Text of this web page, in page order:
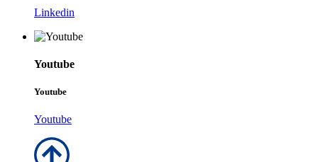
Linkedin
Youtube
Youtube
Youtube